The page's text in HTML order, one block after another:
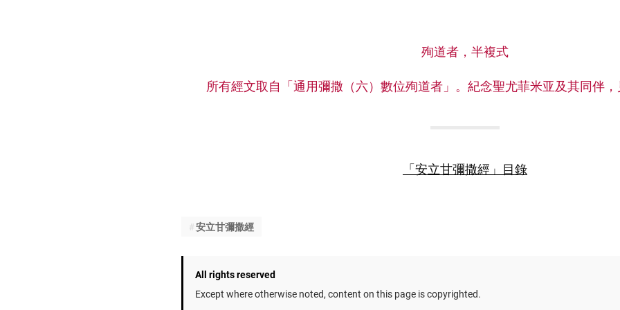
殉道者，半複式
所有經文取自「通用彌撒（六）數位殉道者」。紀念聖尤菲米亚及其同伴
「安立甘彌撒經」目錄
安立甘彌撒經
All rights reserved
Except where otherwise noted, content on this page is copyrighted.